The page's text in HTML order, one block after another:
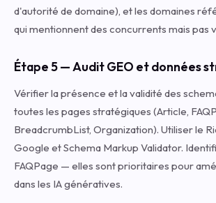
d'autorité de domaine), et les domaines
qui mentionnent des concurrents mais pas
Étape 5 — Audit GEO et données
Vérifier la présence et la validité des
toutes les pages stratégiques (Article,
BreadcrumbList, Organization). Utiliser le
Google et Schema Markup Validator.
FAQPage — elles sont prioritaires pour
dans les IA génératives.